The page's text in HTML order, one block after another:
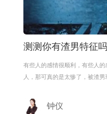
测测你有渣男特征吗
有些人的感情很顺利，有些人
人，那可真的是太惨了，被渣
钟仪